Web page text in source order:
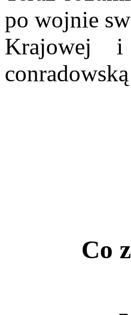
po wojnie
Krajowej i
Co